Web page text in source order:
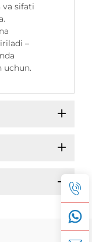
sifati
–
uchun.